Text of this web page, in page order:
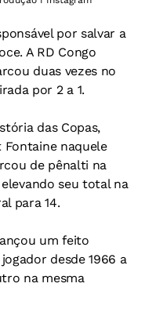
por salvar a
A RD Congo
duas vezes no
por 2 a 1.
das Copas,
Fontaine naquele
de pênalti na
seu total na
para 14.
um feito
desde 1966 a
na mesma